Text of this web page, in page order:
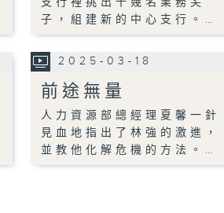
子，組建新的中心支行。…
2025-03-18
前途無量
人力資源部總經理夏馨一針
見血地指出了林強的激進，
並教他化解危機的方法。…